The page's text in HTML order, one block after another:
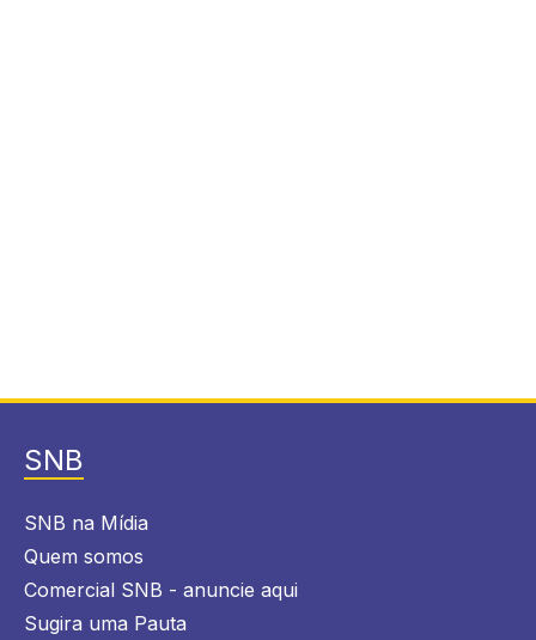
SNB
SNB na Mídia
Quem somos
Comercial SNB - anuncie aqui
Sugira uma Pauta